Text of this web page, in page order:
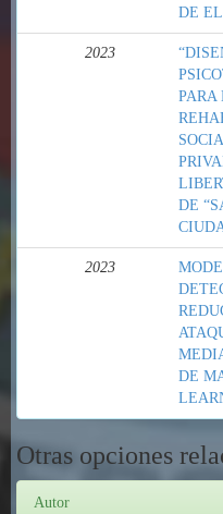
DE
2023
PARA
DE
2023
DE
Otras opciones
Autor